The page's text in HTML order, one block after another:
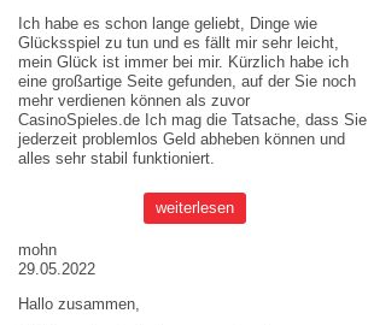
Ich habe es schon lange geliebt, Dinge wie
Glücksspiel zu tun und es fällt mir sehr leicht,
mein Glück ist immer bei mir. Kürzlich habe ich
eine großartige Seite gefunden, auf der Sie noch
mehr verdienen können als zuvor
CasinoSpieles.de Ich mag die Tatsache, dass Sie
jederzeit problemlos Geld abheben können und
alles sehr stabil funktioniert.
weiterlesen
mohn
29.05.2022
Hallo zusammen,
Seiten